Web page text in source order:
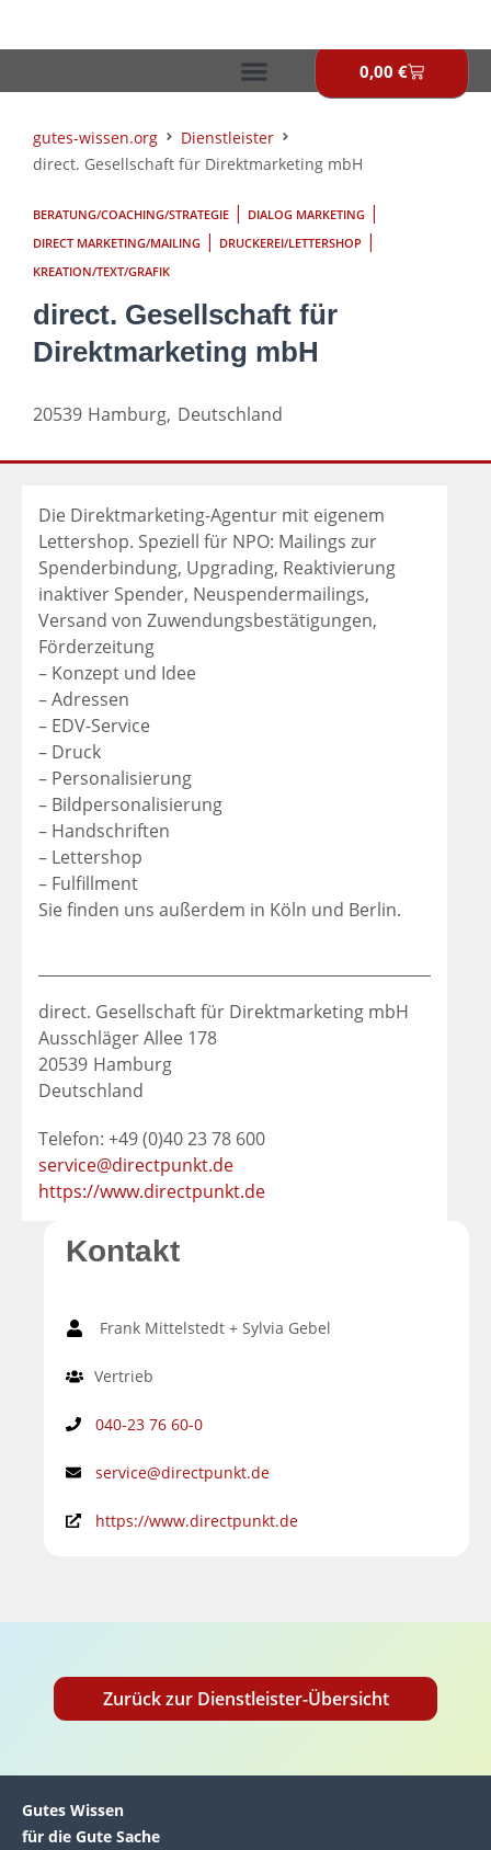
0,00 €
gutes-wissen.org
Dienstleister
direct. Gesellschaft für Direktmarketing mbH
BERATUNG/COACHING/STRATEGIE | DIALOG MARKETING |
DIRECT MARKETING/MAILING | DRUCKEREI/LETTERSHOP |
KREATION/TEXT/GRAFIK
direct. Gesellschaft für
Direktmarketing mbH
20539 Hamburg, Deutschland
Die Direktmarketing-Agentur mit eigenem
Lettershop. Speziell für NPO: Mailings zur
Spenderbindung, Upgrading, Reaktivierung
inaktiver Spender, Neuspendermailings,
Versand von Zuwendungsbestätigungen,
Förderzeitung
– Konzept und Idee
– Adressen
– EDV-Service
– Druck
– Personalisierung
– Bildpersonalisierung
– Handschriften
– Lettershop
– Fulfillment
Sie finden uns außerdem in Köln und Berlin.
direct. Gesellschaft für Direktmarketing mbH
Ausschläger Allee 178
20539 Hamburg
Deutschland
Telefon: +49 (0)40 23 78 600
service@directpunkt.de
https://www.directpunkt.de
Kontakt
Frank Mittelstedt + Sylvia Gebel
Vertrieb
040-23 76 60-0
service@directpunkt.de
https://www.directpunkt.de
Zurück zur Dienstleister-Übersicht
Gutes Wissen
für die Gute Sache